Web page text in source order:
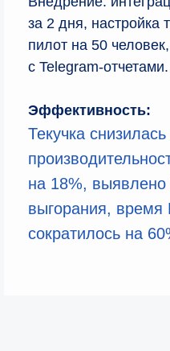
за 2 дня, настройка
пилот на 50
с Telegram-отчетами.
Эффективность:
Текучка
на 18%, выявлено
выгорания, время
сократилось на
ОБЛАСТЬ ПРИМЕНЕНИЯ
люди — ключевой актив,
до retail, производства и
ежегодных оценок и
Кому подходит